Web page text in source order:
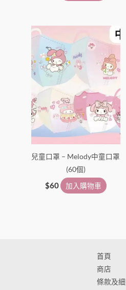
兒童口罩 – Melody中童口罩
(60個)
$60 加入購物車
首頁
商店
條款及